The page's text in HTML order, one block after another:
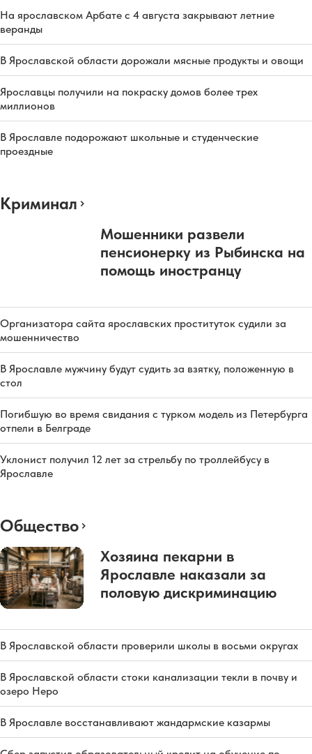
На ярославском Арбате с 4 августа закрывают летние
веранды
В Ярославской области дорожали мясные продукты и овощи
Ярославцы получили на покраску домов более трех
миллионов
В Ярославле подорожают школьные и студенческие
проездные
Криминал
Мошенники развели
пенсионерку из Рыбинска на
помощь иностранцу
Организатора сайта ярославских проституток судили за
мошенничество
В Ярославле мужчину будут судить за взятку, положенную в
стол
Погибшую во время свидания с турком модель из Петербурга
отпели в Белграде
Уклонист получил 12 лет за стрельбу по троллейбусу в
Ярославле
Общество
Хозяина пекарни в
Ярославле наказали за
половую дискриминацию
В Ярославской области проверили школы в восьми округах
В Ярославской области стоки канализации текли в почву и
озеро Неро
В Ярославле восстанавливают жандармские казармы